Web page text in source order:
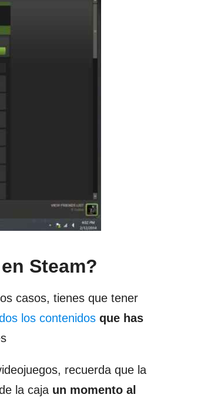
Steam?
casos, tienes que tener
los contenidos que has
recuerda que la
la caja un momento al